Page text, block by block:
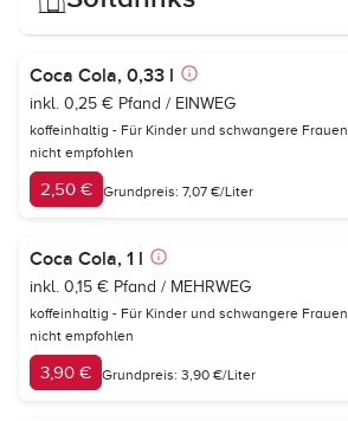
Coca Cola, 0,33 l
inkl. 0,25 € Pfand / EINWEG
koffeinhaltig - Für Kinder und schwangere Frauen
nicht empfohlen
2,50 € Grundpreis: 7,07 €/Liter
Coca Cola, 1 l
inkl. 0,15 € Pfand / MEHRWEG
koffeinhaltig - Für Kinder und schwangere Frauen
nicht empfohlen
3,90 € Grundpreis: 3,90 €/Liter